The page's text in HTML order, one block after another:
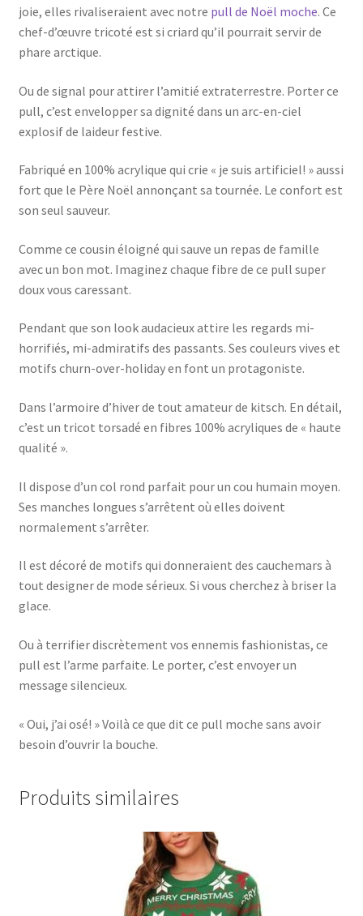
joie, elles rivaliseraient avec notre pull de Noël moche. Ce
chef-d’œuvre tricoté est si criard qu’il pourrait servir de
phare arctique.
Ou de signal pour attirer l’amitié extraterrestre. Porter ce
pull, c’est envelopper sa dignité dans un arc-en-ciel
explosif de laideur festive.
Fabriqué en 100% acrylique qui crie « je suis artificiel! » aussi
fort que le Père Noël annonçant sa tournée. Le confort est
son seul sauveur.
Comme ce cousin éloigné qui sauve un repas de famille
avec un bon mot. Imaginez chaque fibre de ce pull super
doux vous caressant.
Pendant que son look audacieux attire les regards mi-
horrifiés, mi-admiratifs des passants. Ses couleurs vives et
motifs churn-over-holiday en font un protagoniste.
Dans l’armoire d’hiver de tout amateur de kitsch. En détail,
c’est un tricot torsadé en fibres 100% acryliques de « haute
qualité ».
Il dispose d’un col rond parfait pour un cou humain moyen.
Ses manches longues s’arrêtent où elles doivent
normalement s’arrêter.
Il est décoré de motifs qui donneraient des cauchemars à
tout designer de mode sérieux. Si vous cherchez à briser la
glace.
Ou à terrifier discrètement vos ennemis fashionistas, ce
pull est l’arme parfaite. Le porter, c’est envoyer un
message silencieux.
« Oui, j’ai osé! » Voilà ce que dit ce pull moche sans avoir
besoin d’ouvrir la bouche.
Produits similaires